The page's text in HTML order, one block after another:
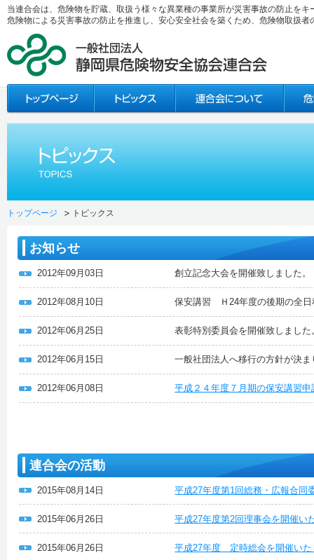
当連合会は、危険物を貯蔵、取扱う様々な異業種の事業所が災害事故の防止を
危険物による災害事故の防止を推進し、安心安全社会を築くため、危険物取扱
トップページ トピックス
お知らせ
2012年09月03日 創立記念大会を開催致しました。
2012年08月10日 保安講習 Ｈ24年度の後期の全日
2012年06月25日 表彰特別委員会を開催致しました
2012年06月15日 一般社団法人へ移行の方針が決ま
2012年06月08日 平成２４年度７月期の保安講習
連合会の活動
2015年08月14日 平成27年度第1回総務・広報合同
2015年06月26日 平成27年度第2回理事会を開催い
2015年06月26日 平成27年度 定時総会を開催いた